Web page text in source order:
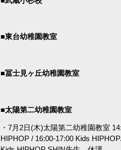
■東台幼稚園教室
■冨士見ヶ丘幼稚園教室
■太陽第二幼稚園教室
・7月2日(木)太陽第二幼稚園教室
HIPHOP / 16:00-17:00 Kids